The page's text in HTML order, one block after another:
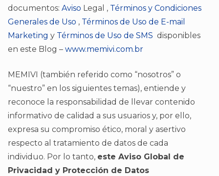
documentos: Aviso Legal , Términos y Condiciones
Generales de Uso , Términos de Uso de E-mail
Marketing y Términos de Uso de SMS disponibles
en este Blog – www.memivi.com.br
MEMIVI (también referido como “nosotros” o
“nuestro” en los siguientes temas), entiende y
reconoce la responsabilidad de llevar contenido
informativo de calidad a sus usuarios y, por ello,
expresa su compromiso ético, moral y asertivo
respecto al tratamiento de datos de cada
individuo. Por lo tanto, este Aviso Global de
Privacidad y Protección de Datos